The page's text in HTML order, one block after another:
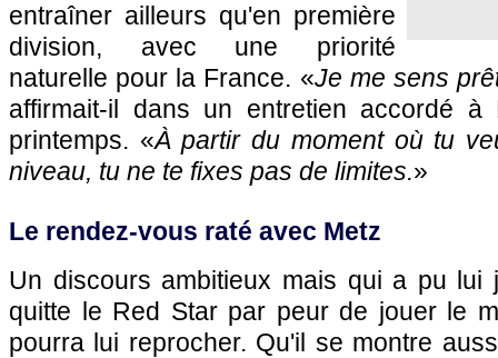
entraîner ailleurs qu'en première
division, avec une priorité
naturelle pour la France. «Je me sens
affirmait-il dans un entretien accordé
printemps. «À partir du moment où tu
niveau, tu ne te fixes pas de limites.»
Le rendez-vous raté avec Metz
Un discours ambitieux mais qui a pu lui
quitte le Red Star par peur de jouer le
pourra lui reprocher. Qu'il se montre